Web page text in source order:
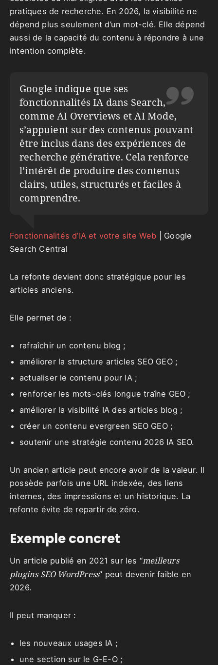
pratiques de recherche. En 2026, la visibilité ne
dépend plus seulement d’un mot-clé. Elle dépend
aussi de la capacité du contenu à répondre à une
intention complète.
Google indique que ses
fonctionnalités IA dans Search,
comme AI Overviews et AI Mode,
s’appuient sur des contenus pouvant
être inclus dans des expériences de
recherche générative. Cela renforce
l’intérêt de produire des contenus
clairs, utiles, structurés et faciles à
comprendre.
Fonctionnalités d’IA et votre site Web | Google
Search Central
La refonte devient donc stratégique pour les
articles anciens.
Elle permet de :
rafraîchir un contenu blog ;
améliorer la structure articles SEO GEO ;
actualiser le contenu pour IA ;
renforcer les mots-clés longue traîne GEO ;
améliorer la visibilité IA des articles blog ;
créer un contenu evergreen SEO GEO ;
soutenir une stratégie contenu 2026 IA SEO.
Un ancien article peut encore avoir de la valeur. Il
possède parfois une URL indexée, des liens
internes, des impressions et un historique. La
refonte évite de repartir de zéro.
Exemple concret
Un article publié en 2021 sur les “meilleurs
plugins SEO WordPress” peut devenir faible en
2026.
Il peut manquer :
les nouveaux usages IA ;
une section sur le G-E-O ;